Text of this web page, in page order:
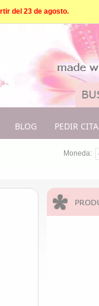
del 23 de agosto.
BLOG PEDIR CITA
Moneda: